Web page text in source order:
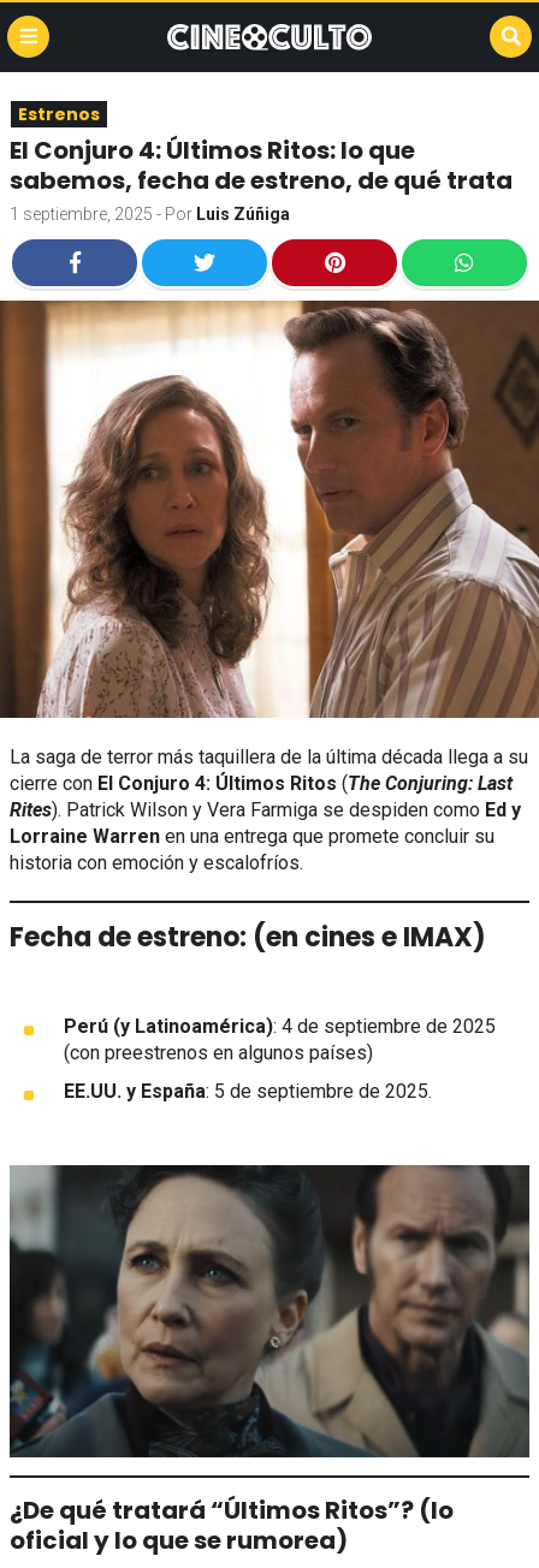
Estrenos
El Conjuro 4: Últimos Ritos: lo que
sabemos, fecha de estreno, de qué trata
1 septiembre, 2025 - Por Luis Zúñiga
La saga de terror más taquillera de la última década llega a su
cierre con El Conjuro 4: Últimos Ritos (The Conjuring: Last
Rites). Patrick Wilson y Vera Farmiga se despiden como Ed y
Lorraine Warren en una entrega que promete concluir su
historia con emoción y escalofríos.
Fecha de estreno: (en cines e IMAX)
Perú (y Latinoamérica): 4 de septiembre de 2025
(con preestrenos en algunos países)
EE.UU. y España: 5 de septiembre de 2025.
¿De qué tratará “Últimos Ritos”? (lo
oficial y lo que se rumorea)